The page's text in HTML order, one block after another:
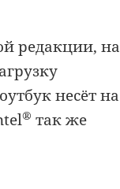
редакции, на
несёт на
® так же